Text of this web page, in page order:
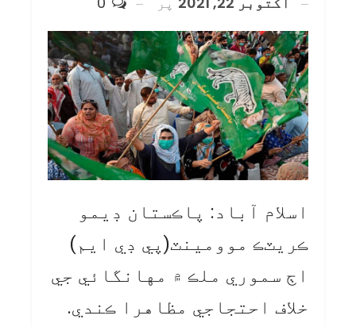
اسلام آباد: پاڪستان ڊيمو
ڪريٽڪ موومينٽ(پي ڊي ايم)
اڄ سموري ملڪ ۾ مهانگائي جي
خلاف احتجاجي مظاهرا ڪندي.